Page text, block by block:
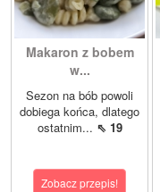
Makaron z bobem
w...
Sezon na bób powoli
dobiega końca, dlatego
ostatnim... ⇖ 19
Zobacz przepis!